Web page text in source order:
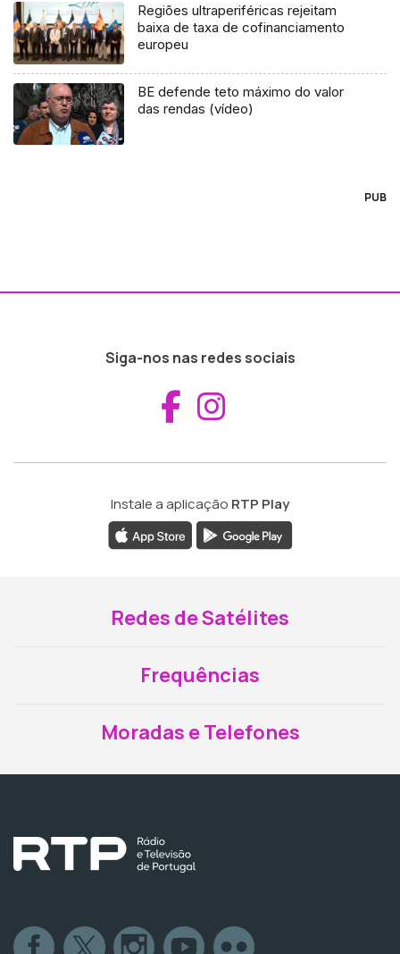
Regiões ultraperiféricas rejeitam
baixa de taxa de cofinanciamento
europeu
BE defende teto máximo do valor
das rendas (vídeo)
PUB
Siga-nos nas redes sociais
Aceder ao
Instale a aplicação RTP Play
Redes de Satélites
Frequências
Moradas e Telefones